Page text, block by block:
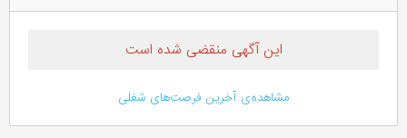
این آگهی منقضی شده است
مشاهده‌ی آخرین فرصت‌های شغلی